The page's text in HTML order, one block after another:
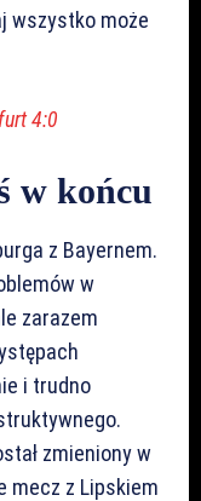
wszystko może
4:0
w końcu
z Bayernem.
w
zarazem
i trudno
zmieniony w
mecz z Lipskiem